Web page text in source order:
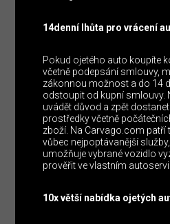
14denní lhůta pro vrácení
Pokud ojetého auto koupíte
včetně podepsání smlouvy,
zákonnou možnost a do 14
odstoupit od kupní smlouvy.
uvádět důvod a zpět
prostředky včetně
zboží. Na Carvago.com patří
vůbec nejpoptávanější
umožňuje vybrané vozidlo
prověřit ve vlastním
10x větší nabídka ojetých